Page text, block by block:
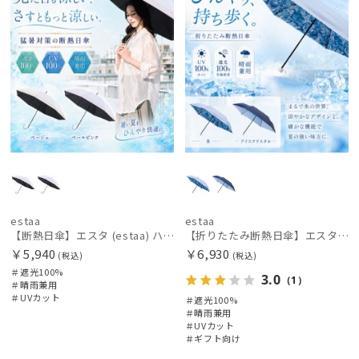
estaa
【断熱日傘】エスタ (estaa) ハニカム断熱パラソル ボーダー 晴雨兼用 遮光100 UV100
￥5,940 (税込)
＃遮光100%
＃晴雨兼用
＃UVカット
estaa
【折りたたみ断熱日傘】エスタ (estaa) ハニカム断熱パラソル 折りたたみ傘 晴雨兼用 遮光100 UV100
￥6,930 (税込)
3.0 （1）
＃遮光100%
＃晴雨兼用
＃UVカット
＃ギフト向け